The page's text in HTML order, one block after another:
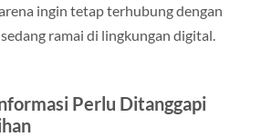
ingin tetap terhubung dengan
ramai di lingkungan digital.
Perlu Ditanggapi